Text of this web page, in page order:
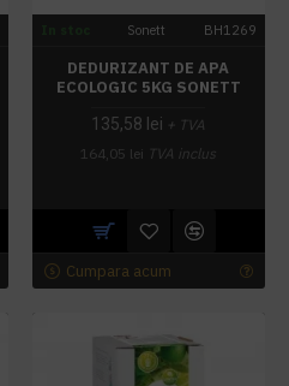
Sonett BH1269
DEDURIZANT DE APA
ECOLOGIC 5KG SONETT
135,58 lei + TVA
164,05 lei TVA inclus
Cumpara acum